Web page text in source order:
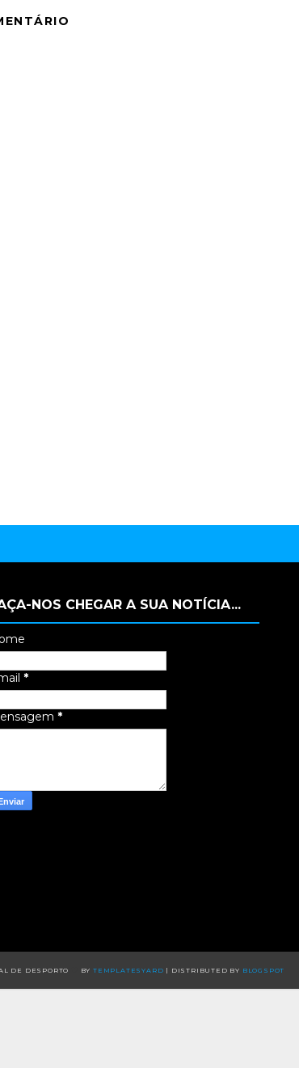
NOS CHEGAR A SUA NOTÍCIA...
*
*
DE DESPORTO BY TEMPLATESYARD | DISTRIBUTED BY BLOGSPOT